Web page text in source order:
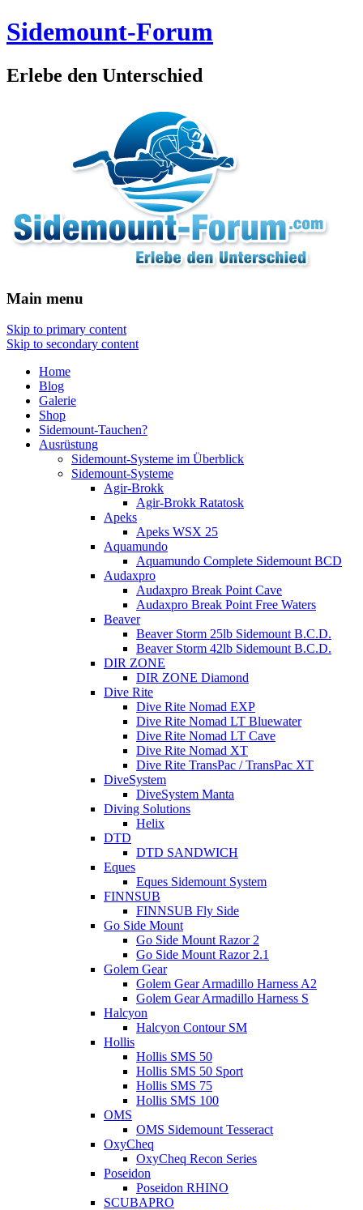
Sidemount-Forum
Erlebe den Unterschied
Main menu
Skip to primary content
Skip to secondary content
Home
Blog
Galerie
Shop
Sidemount-Tauchen?
Ausrüstung
Sidemount-Systeme im Überblick
Sidemount-Systeme
Agir-Brokk
Agir-Brokk Ratatosk
Apeks
Apeks WSX 25
Aquamundo
Aquamundo Complete Sidemount BCD
Audaxpro
Audaxpro Break Point Cave
Audaxpro Break Point Free Waters
Beaver
Beaver Storm 25lb Sidemount B.C.D.
Beaver Storm 42lb Sidemount B.C.D.
DIR ZONE
DIR ZONE Diamond
Dive Rite
Dive Rite Nomad EXP
Dive Rite Nomad LT Bluewater
Dive Rite Nomad LT Cave
Dive Rite Nomad XT
Dive Rite TransPac / TransPac XT
DiveSystem
DiveSystem Manta
Diving Solutions
Helix
DTD
DTD SANDWICH
Eques
Eques Sidemount System
FINNSUB
FINNSUB Fly Side
Go Side Mount
Go Side Mount Razor 2
Go Side Mount Razor 2.1
Golem Gear
Golem Gear Armadillo Harness A2
Golem Gear Armadillo Harness S
Halcyon
Halcyon Contour SM
Hollis
Hollis SMS 50
Hollis SMS 50 Sport
Hollis SMS 75
Hollis SMS 100
OMS
OMS Sidemount Tesseract
OxyCheq
OxyCheq Recon Series
Poseidon
Poseidon RHINO
SCUBAPRO